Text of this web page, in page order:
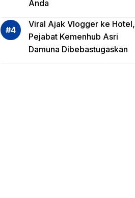
Anda
Viral Ajak Vlogger ke Hotel,
Pejabat Kemenhub Asri
Damuna Dibebastugaskan